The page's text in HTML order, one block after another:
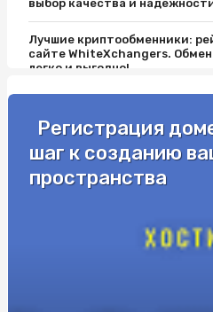
выбор качества и
Лучшие криптообменники:
сайте WhiteXchangers.
легко и выгодно!
Как Получить Удостоверение
Ключевые Шаги и
Как анализировать
Какие виды рулетки
Регистрация
шаг к созданию
пространства